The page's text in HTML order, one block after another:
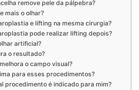
remove pele da pálpebra?
mais o olhar?
e lifting na mesma cirurgia?
pode realizar lifting depois?
artificial?
o resultado?
o campo visual?
para esses procedimentos?
procedimento é indicado para mim?